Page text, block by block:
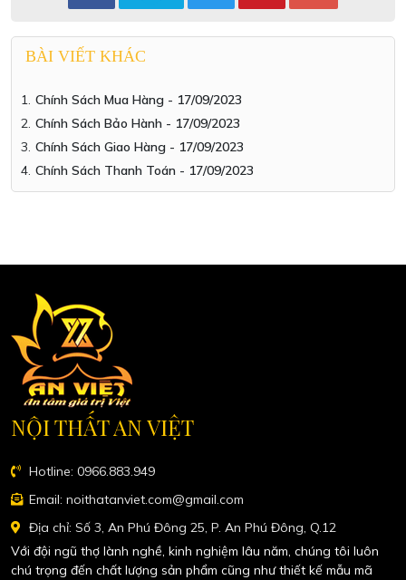
BÀI VIẾT KHÁC
Chính Sách Mua Hàng - 17/09/2023
Chính Sách Bảo Hành - 17/09/2023
Chính Sách Giao Hàng - 17/09/2023
Chính Sách Thanh Toán - 17/09/2023
NỘI THẤT AN VIỆT
Hotline: 0966.883.949
Email: noithatanviet.com@gmail.com
Địa chỉ: Số 3, An Phú Đông 25, P. An Phú Đông, Q.12
Với đội ngũ thợ lành nghề, kinh nghiệm lâu năm, chúng tôi luôn
chú trọng đến chất lượng sản phẩm cũng như thiết kế mẫu mã